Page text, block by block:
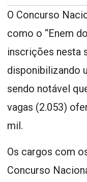
O Concurso
como o “Enem
inscrições nesta
disponibilizando
sendo notável
vagas (2.053)
mil.
Os cargos com
Concurso